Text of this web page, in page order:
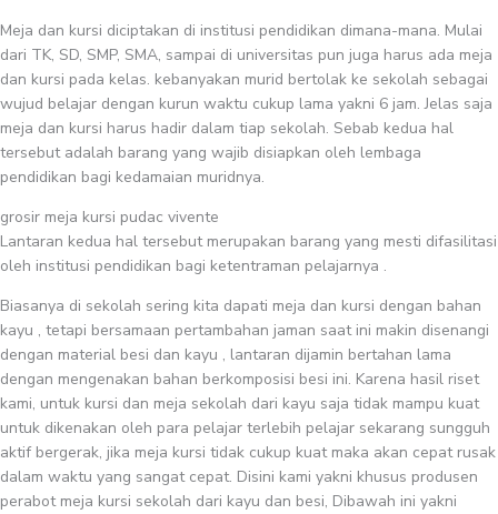
Meja dan kursi diciptakan di institusi pendidikan dimana-mana. Mulai
dari TK, SD, SMP, SMA, sampai di universitas pun juga harus ada meja
dan kursi pada kelas. kebanyakan murid bertolak ke sekolah sebagai
wujud belajar dengan kurun waktu cukup lama yakni 6 jam. Jelas saja
meja dan kursi harus hadir dalam tiap sekolah. Sebab kedua hal
tersebut adalah barang yang wajib disiapkan oleh lembaga
pendidikan bagi kedamaian muridnya.
grosir meja kursi pudac vivente
Lantaran kedua hal tersebut merupakan barang yang mesti difasilitasi
oleh institusi pendidikan bagi ketentraman pelajarnya .
Biasanya di sekolah sering kita dapati meja dan kursi dengan bahan
kayu , tetapi bersamaan pertambahan jaman saat ini makin disenangi
dengan material besi dan kayu , lantaran dijamin bertahan lama
dengan mengenakan bahan berkomposisi besi ini. Karena hasil riset
kami, untuk kursi dan meja sekolah dari kayu saja tidak mampu kuat
untuk dikenakan oleh para pelajar terlebih pelajar sekarang sungguh
aktif bergerak, jika meja kursi tidak cukup kuat maka akan cepat rusak
dalam waktu yang sangat cepat. Disini kami yakni khusus produsen
perabot meja kursi sekolah dari kayu dan besi, Dibawah ini yakni